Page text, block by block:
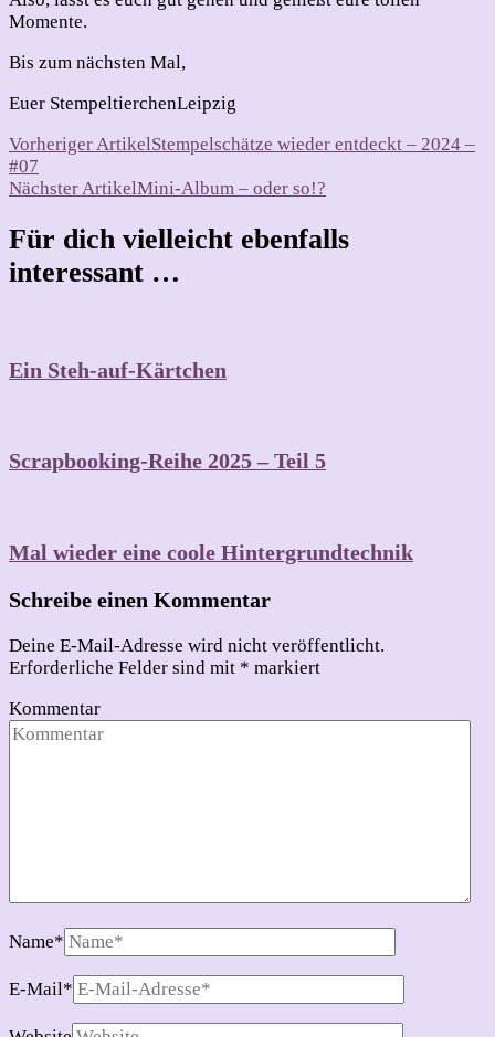
Momente.
Bis zum nächsten Mal,
Euer StempeltierchenLeipzig
Beitragsnavigation
Vorheriger ArtikelStempelschätze wieder entdeckt – 2024 –
#07
Nächster ArtikelMini-Album – oder so!?
Für dich vielleicht ebenfalls
interessant …
Ein Steh-auf-Kärtchen
Scrapbooking-Reihe 2025 – Teil 5
Mal wieder eine coole Hintergrundtechnik
Schreibe einen Kommentar
Deine E-Mail-Adresse wird nicht veröffentlicht.
Erforderliche Felder sind mit * markiert
Kommentar
Name*
E-Mail*